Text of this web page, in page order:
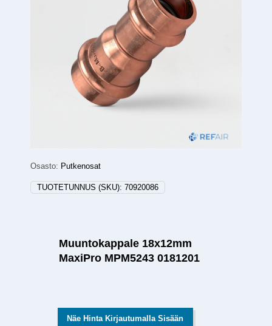
Osasto: Putkenosat
TUOTETUNNUS (SKU): 70920086
Muuntokappale 18x12mm
MaxiPro MPM5243 0181201
Näe Hinta Kirjautumalla Sisään